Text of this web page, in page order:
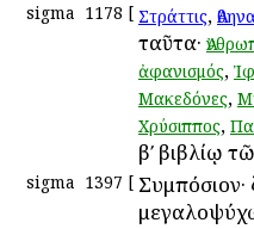
sigma 1178 [ Στράττις,
ταῦτα·
ἀφανισμός,
Μακεδόνες,
Χρύσιππος,
βʹ βιβλίῳ
sigma 1397 [ Συμπόσιον·